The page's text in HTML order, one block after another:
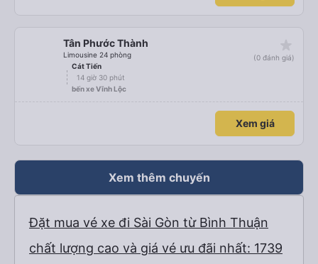
Tân Phước Thành
Limousine 24 phòng
(0 đánh giá)
Cát Tiến
14 giờ 30 phút
bến xe Vĩnh Lộc
Xem giá
Xem thêm chuyến
Đặt mua vé xe đi Sài Gòn từ Bình Thuận
chất lượng cao và giá vé ưu đãi nhất: 1739